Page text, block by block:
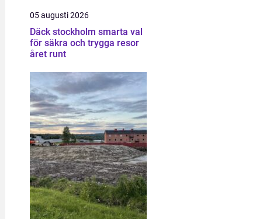
05 augusti 2026
Däck stockholm smarta val
för säkra och trygga resor
året runt